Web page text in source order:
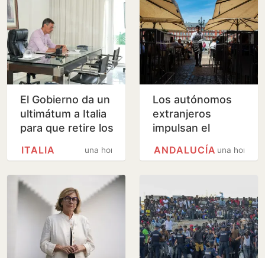
El Gobierno da un
ultimátum a Italia
para que retire los
frontera a losuna hora
ITALIA
Los autónomos
extranjeros
impulsan el
empleo turístico
en plena
una hora
ANDALUCÍA